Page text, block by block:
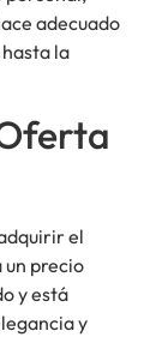
adecuado
la
el
un precio
y está
y